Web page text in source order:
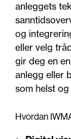
anleggets
og
eller velg
gir deg en
anlegg eller
som helst
Hvordan